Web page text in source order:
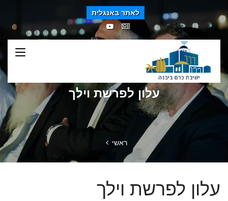
לאתר באנגלית
עלון לפרשת וילך
ראשי
עלון לפרשת וילך